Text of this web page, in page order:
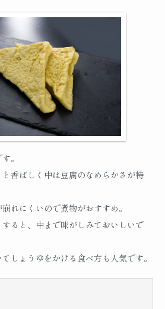
。
香ばしく中は豆腐のなめらかさが特
れにくいので煮物がおすすめ。
ると、中まで味がしみておいしいで
しょうゆをかける食べ方も人気です。